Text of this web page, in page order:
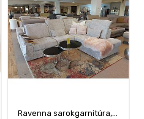
Ravenna sarokgarnitúra,